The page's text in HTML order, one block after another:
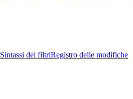
Sintassi dei filtriRegistro delle modifiche